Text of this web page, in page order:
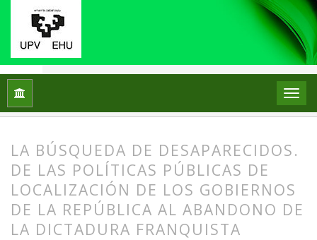
Inicio
LA BÚSQUEDA DE DESAPARECIDOS.
DE LAS POLÍTICAS PÚBLICAS DE
LOCALIZACIÓN DE LOS GOBIERNOS
DE LA REPÚBLICA AL ABANDONO DE
LA DICTADURA FRANQUISTA